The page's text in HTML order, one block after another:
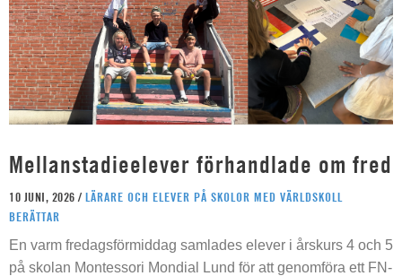
Mellanstadieelever förhandlade om fred
10 JUNI, 2026 / LÄRARE OCH ELEVER PÅ SKOLOR MED VÄRLDSKOLL
BERÄTTAR
En varm fredagsförmiddag samlades elever i årskurs 4 och 5
på skolan Montessori Mondial Lund för att genomföra ett FN-